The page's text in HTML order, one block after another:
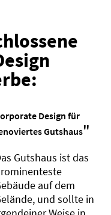
Design für
Gutshaus"
Gutshaus ist das
auf dem
und sollte in